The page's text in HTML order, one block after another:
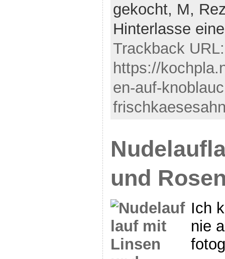
gekocht, M,
Hinterlasse
Trackback URL:
https://
en-auf-
und
Ich
nie